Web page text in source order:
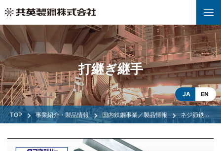
事業紹介・製品情報 国内鉄鋼事業／製品情報 ネジ節鉄筋・ネジ節鉄筋継手
打継ぎ継手
JA EN